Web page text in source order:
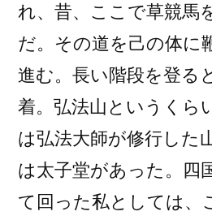
れ、昔、ここで草競馬
だ。その道を己の体に
進む。長い階段を登る
着。弘法山というくら
は弘法大師が修行した
は太子堂があった。四
て回った私としては、